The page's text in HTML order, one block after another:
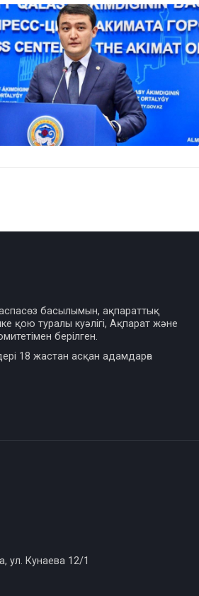
басылымын, ақпараттық
қою туралы куәлігі, Ақпарат және
берілген.
18 жастан асқан адамдарға
ул. Кунаева 12/1